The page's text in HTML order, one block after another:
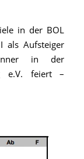
in der BOL
als Aufsteiger
in der
e.V. feiert –